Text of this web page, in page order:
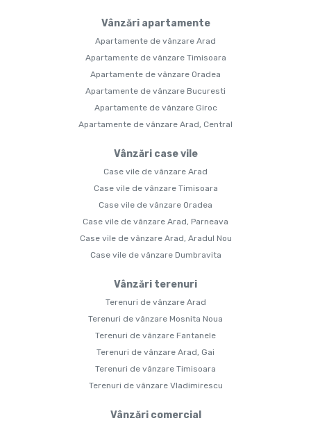
Vânzări apartamente
Apartamente de vânzare Arad
Apartamente de vânzare Timisoara
Apartamente de vânzare Oradea
Apartamente de vânzare Bucuresti
Apartamente de vânzare Giroc
Apartamente de vânzare Arad, Central
Vânzări case vile
Case vile de vânzare Arad
Case vile de vânzare Timisoara
Case vile de vânzare Oradea
Case vile de vânzare Arad, Parneava
Case vile de vânzare Arad, Aradul Nou
Case vile de vânzare Dumbravita
Vânzări terenuri
Terenuri de vânzare Arad
Terenuri de vânzare Mosnita Noua
Terenuri de vânzare Fantanele
Terenuri de vânzare Arad, Gai
Terenuri de vânzare Timisoara
Terenuri de vânzare Vladimirescu
Vânzări comercial